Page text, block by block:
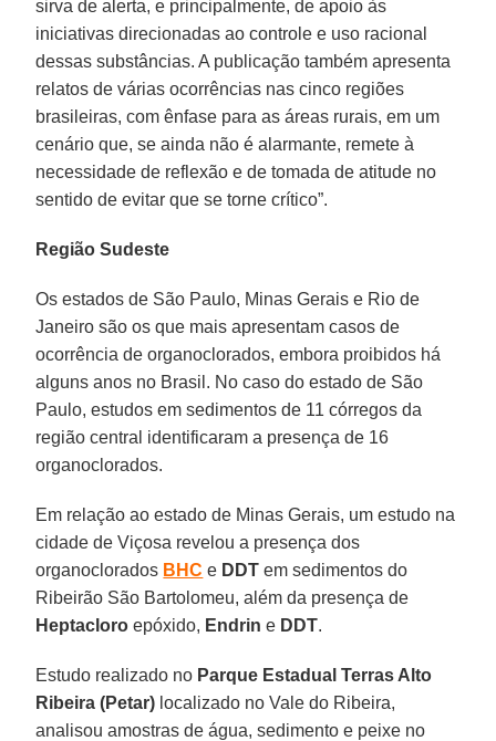
sirva de alerta, e principalmente, de apoio às
iniciativas direcionadas ao controle e uso racional
dessas substâncias. A publicação também apresenta
relatos de várias ocorrências nas cinco regiões
brasileiras, com ênfase para as áreas rurais, em um
cenário que, se ainda não é alarmante, remete à
necessidade de reflexão e de tomada de atitude no
sentido de evitar que se torne crítico”.
Região Sudeste
Os estados de São Paulo, Minas Gerais e Rio de
Janeiro são os que mais apresentam casos de
ocorrência de organoclorados, embora proibidos há
alguns anos no Brasil. No caso do estado de São
Paulo, estudos em sedimentos de 11 córregos da
região central identificaram a presença de 16
organoclorados.
Em relação ao estado de Minas Gerais, um estudo na
cidade de Viçosa revelou a presença dos
organoclorados BHC e DDT em sedimentos do
Ribeirão São Bartolomeu, além da presença de
Heptacloro epóxido, Endrin e DDT.
Estudo realizado no Parque Estadual Terras Alto
Ribeira (Petar) localizado no Vale do Ribeira,
analisou amostras de água, sedimento e peixe no